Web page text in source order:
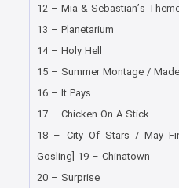
12 – Mia & Sebastian’s
13 – Planetarium
14 – Holy Hell
15 – Summer Montage /
16 – It Pays
17 – Chicken On A Stick
18 – City Of Stars / May
Gosling] 19 – Chinatown
20 – Surprise